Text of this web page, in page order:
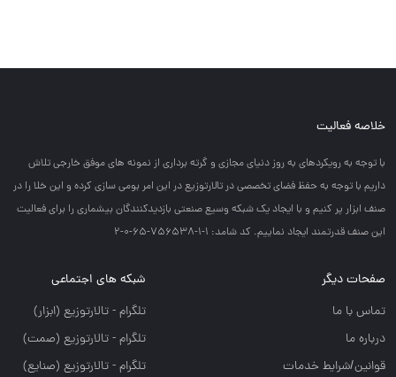
خلاصه فعالیت
با توجه به رويكردهاي به روز دنياي مجازي و گرته برداري از نمونه هاي موفق خارجي تلاش
داريم با توجه به حفظ فضاي تخصصي در تالارتوزيع در اين امر بومي سازي كرده و اين خلا را در
صنف ابزار پر كنيم و با ايجاد يك شبكه وسيع صنعتي بازديدكنندگان بيشماري را براي فعاليت
اين صنف قدرتمند ايجاد نماييم. کد شامد: 1-1-756538-65-0-2
صفحات دیگر
تماس با ما
درباره ما
قوانین/شرایط خدمات
شبکه های اجتماعی
تلگرام - تالارتوزيع (ابزار)
تلگرام - تالارتوزيع (صمت)
تلگرام - تالارتوزيع (صنايع)